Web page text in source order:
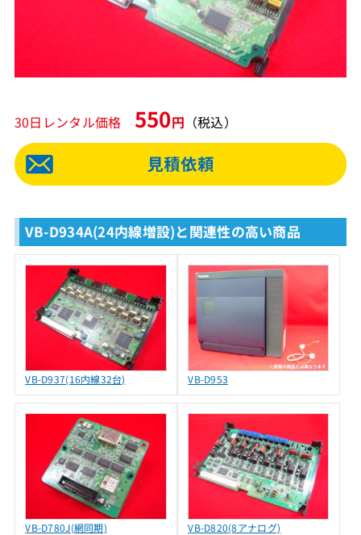
30日レンタル価格 550円 （税込）
VB-D934A(24内線増設)と関連性の高い商品
VB-D937(16内線32台) VB-D953
VB-D780J(網同期) VB-D820(8アナログ)